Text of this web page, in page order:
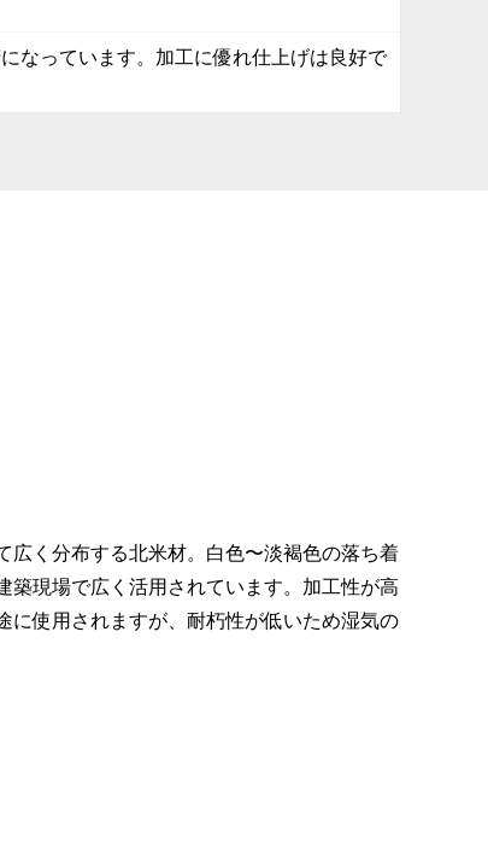
なっています。加工に優れ仕上げは良好で
広く分布する北米材。白色〜淡褐色の落ち着
築現場で広く活用されています。加工性が高
に使用されますが、耐朽性が低いため湿気の